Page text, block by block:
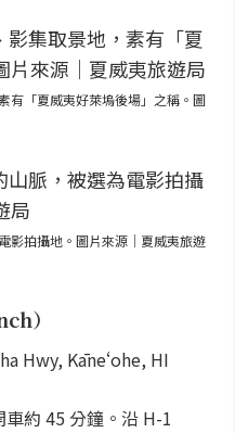
有「夏威夷好萊塢後場」之稱。圖
影拍攝地。圖片來源｜夏威夷旅遊
）
Hwy, Kāneʻohe, HI
約 45 分鐘。沿 H-1